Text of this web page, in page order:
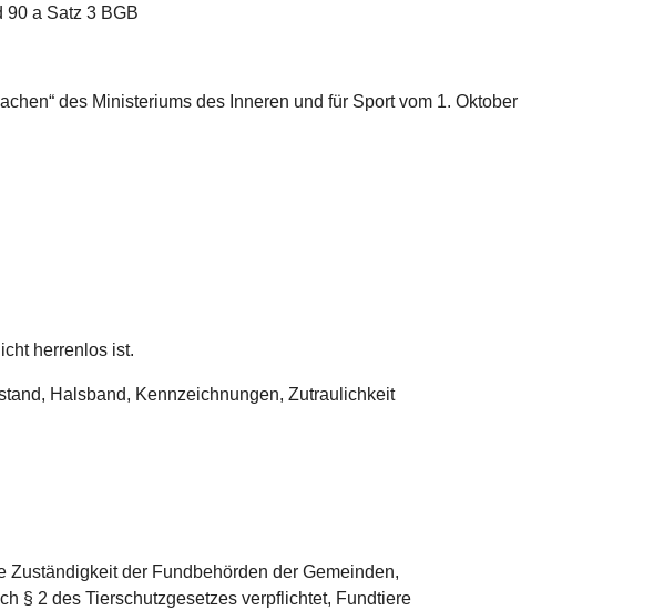
90 a Satz 3 BGB
des Ministeriums des Inneren und für Sport vom 1. Oktober
herrenlos ist.
Halsband, Kennzeichnungen, Zutraulichkeit
der Fundbehörden der Gemeinden,
§ 2 des Tierschutzgesetzes verpflichtet, Fundtiere